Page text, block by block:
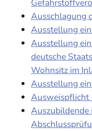
Ausschlagung
Ausstellung
Ausstellung
deutsche
Wohnsitz im
Ausstellung
Ausweispflicht
Auszubildende